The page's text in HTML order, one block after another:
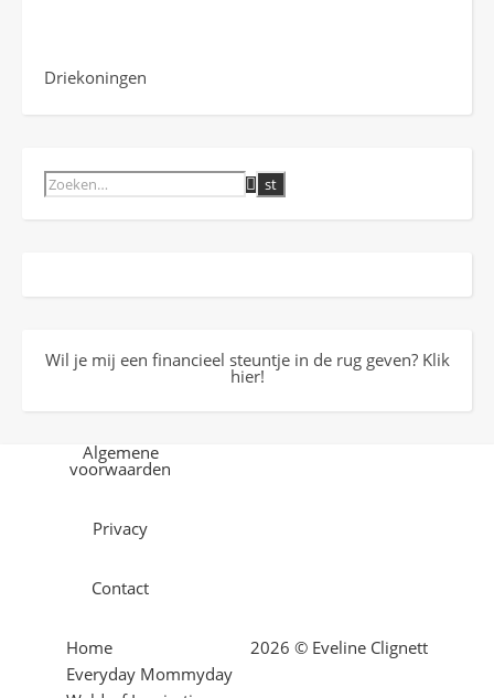
Driekoningen
Wil je mij een financieel steuntje in de rug geven? Klik
hier!
Algemene
voorwaarden
Privacy
Contact
2026 © Eveline Clignett
Home
Everyday Mommyday